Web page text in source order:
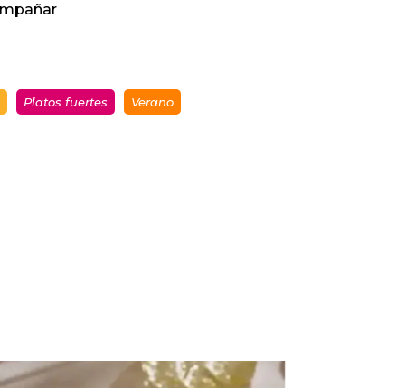
Platos fuertes Verano